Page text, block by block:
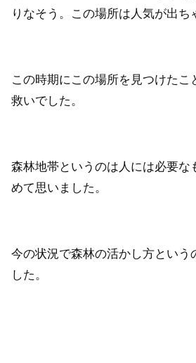
りなそう。この場所は人気が出ち
この時期にこの場所を見つけたこ
救いでした。
森林地帯というのは人には必要な
めて思いました。
今の状況で森林の活かし方という
した。